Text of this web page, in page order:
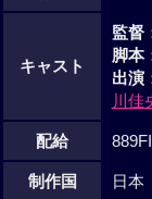
キャスト
監督
脚本
出演
川佳
配給
制作国 日本